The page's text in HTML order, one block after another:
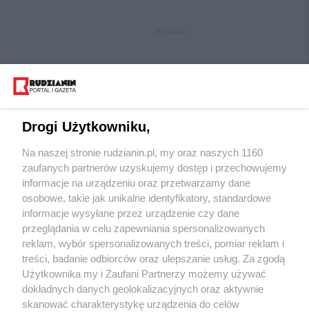
Wydawca mediów lokalnych
Nie zapomnij
zapoznać się z:
polityką prywatności regulamin korzystania z portali
Twojemiasto
Piekary Śląskie
Skontakuj sięz nami
Kontakt
Drogi Użytkowniku,
Na naszej stronie rudzianin.pl, my oraz naszych 1160
zaufanych partnerów uzyskujemy dostęp i przechowujemy
informacje na urządzeniu oraz przetwarzamy dane
osobowe, takie jak unikalne identyfikatory, standardowe
informacje wysyłane przez urządzenie czy dane
przeglądania w celu zapewniania spersonalizowanych
reklam, wybór spersonalizowanych treści, pomiar reklam i
treści, badanie odbiorców oraz ulepszanie usług. Za zgodą
Użytkownika my i Zaufani Partnerzy możemy używać
dokładnych danych geolokalizacyjnych oraz aktywnie
skanować charakterystykę urządzenia do celów